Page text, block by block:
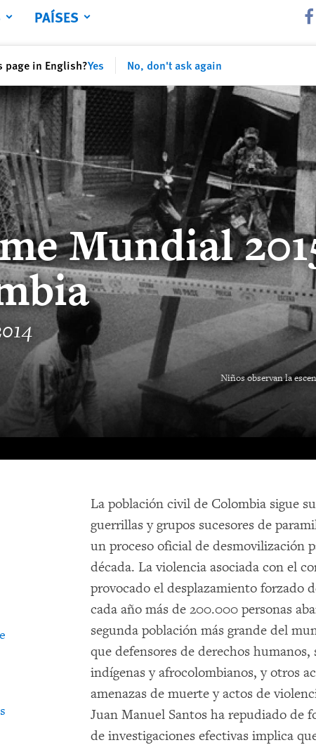
PAÍSES
in English?Yes No, don't ask again
Mundial
Niños observan la
La población civil de Colombia sigue
guerrillas y grupos sucesores de
un proceso oficial de desmovilización
década. La violencia asociada con el
provocado el desplazamiento forzado
cada año más de 200.000 personas
segunda población más grande del
que defensores de derechos
indígenas y afrocolombianos, y otros
amenazas de muerte y actos de
Juan Manuel Santos ha repudiado de
de investigaciones efectivas implica